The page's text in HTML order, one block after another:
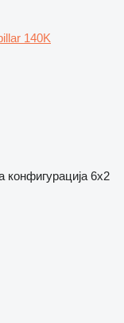
140K
конфигурација 6x2